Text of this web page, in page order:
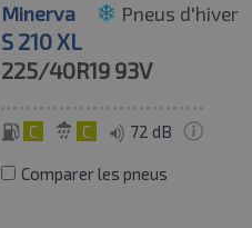
Minerva Pneus d'hiver
S 210 XL
225/40R19 93V
C C 72 dB
Comparer les pneus